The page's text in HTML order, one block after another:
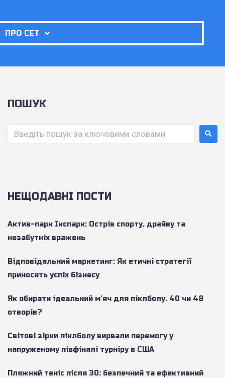
ПРО СЕТ
ПОШУК
НЕЩОДАВНІ ПОСТИ
Актив-парк Ікспарк: Острів спорту, драйву та
незабутніх вражень
Відповідальний маркетинг: Як етичні стратегії
приносять успіх бізнесу
Як обирати ідеальний м’яч для піклболу. 40 чи 48
отворів?
Світові зірки піклболу вирвали перемогу у
напруженому півфіналі турніру в США
Пляжний теніс після 30: безпечний та ефективний